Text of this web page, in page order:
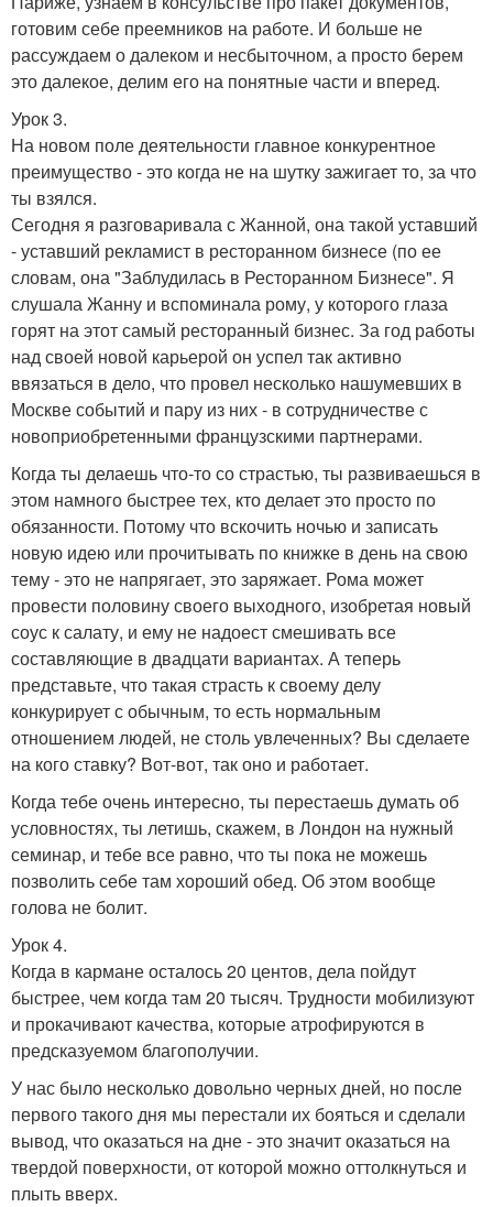
готовим себе преемников на работе. И больше не
рассуждаем о далеком и несбыточном, а просто берем
это далекое, делим его на понятные части и вперед.
Урок 3.
На новом поле деятельности главное конкурентное
преимущество - это когда не на шутку зажигает то, за что
ты взялся.
Сегодня я разговаривала с Жанной, она такой уставший
- уставший рекламист в ресторанном бизнесе (по ее
словам, она "Заблудилась в Ресторанном Бизнесе". Я
слушала Жанну и вспоминала рому, у которого глаза
горят на этот самый ресторанный бизнес. За год работы
над своей новой карьерой он успел так активно
ввязаться в дело, что провел несколько нашумевших в
Москве событий и пару из них - в сотрудничестве с
новоприобретенными французскими партнерами.
Когда ты делаешь что-то со страстью, ты развиваешься в
этом намного быстрее тех, кто делает это просто по
обязанности. Потому что вскочить ночью и записать
новую идею или прочитывать по книжке в день на свою
тему - это не напрягает, это заряжает. Рома может
провести половину своего выходного, изобретая новый
соус к салату, и ему не надоест смешивать все
составляющие в двадцати вариантах. А теперь
представьте, что такая страсть к своему делу
конкурирует с обычным, то есть нормальным
отношением людей, не столь увлеченных? Вы сделаете
на кого ставку? Вот-вот, так оно и работает.
Когда тебе очень интересно, ты перестаешь думать об
условностях, ты летишь, скажем, в Лондон на нужный
семинар, и тебе все равно, что ты пока не можешь
позволить себе там хороший обед. Об этом вообще
голова не болит.
Урок 4.
Когда в кармане осталось 20 центов, дела пойдут
быстрее, чем когда там 20 тысяч. Трудности мобилизуют
и прокачивают качества, которые атрофируются в
предсказуемом благополучии.
У нас было несколько довольно черных дней, но после
первого такого дня мы перестали их бояться и сделали
вывод, что оказаться на дне - это значит оказаться на
твердой поверхности, от которой можно оттолкнуться и
плыть вверх.